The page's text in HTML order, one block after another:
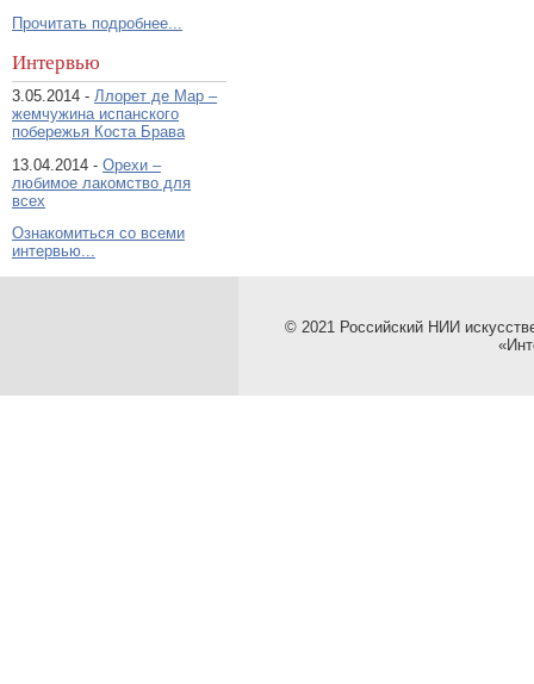
Прочитать подробнее...
Интервью
3.05.2014 - Ллорет де Мар –
жемчужина испанского
побережья Коста Брава
13.04.2014 - Орехи –
любимое лакомство для
всех
Ознакомиться со всеми
интервью...
© 2021 Российский НИИ